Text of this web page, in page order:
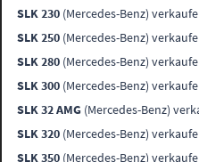
SLK 230 (Mercedes-Benz)
SLK 250 (Mercedes-Benz)
SLK 280 (Mercedes-Benz)
SLK 300 (Mercedes-Benz)
SLK 32 AMG (Mercedes-Benz)
SLK 320 (Mercedes-Benz)
SLK 350 (Mercedes-Benz)